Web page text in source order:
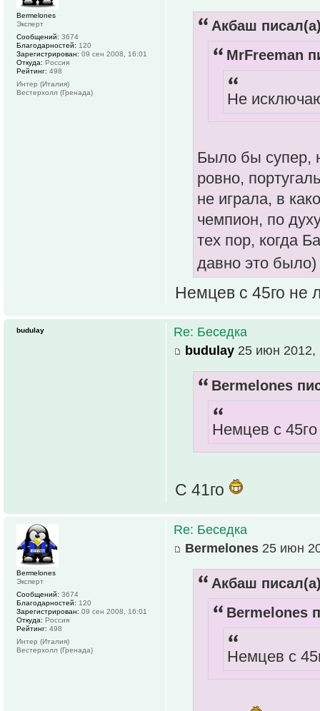
Акбаш
MrFreeman
Не
Было бы супер,
ровно,
не играла, в
чемпион, по
тех пор, когда
давно это
Немцев с 45го не
Bermelones
Эксперт
Сообщений: 3674
Благодарностей: 120
Зарегистрирован: 09 сен 2008, 16:01
Откуда: Россия
Рейтинг: 498
Интер (Италия)
Вестерхолл (Гренада)
Re: Беседка
budulay 25 июн 2012,
Bermelones
Немцев с
С 41го
budulay
Re: Беседка
Bermelones 25 июн
Акбаш
Bermelones
Немцев с
Bermelones
Эксперт
Сообщений: 3674
Благодарностей: 120
Зарегистрирован: 09 сен 2008, 16:01
Откуда: Россия
Рейтинг: 498
Интер (Италия)
Вестерхолл (Гренада)